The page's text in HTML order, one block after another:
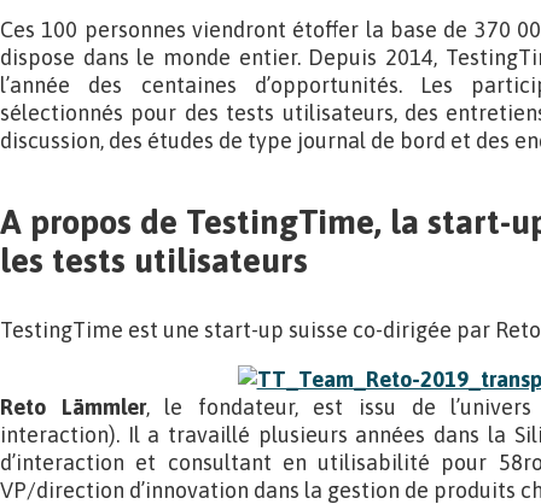
Ces 100 personnes viendront étoffer la base de 370
dispose dans le monde entier. Depuis 2014,
l’année des centaines d’opportunités. Les
sélectionnés pour des tests utilisateurs, des
discussion, des études de type journal de bord et des
A propos de TestingTime, la start-
les tests utilisateurs
TestingTime est une start-up suisse co-dirigée par
Reto Lämmler, le fondateur, est issu de l’univers
interaction). Il a travaillé plusieurs années dans la
d’interaction et consultant en utilisabilité pour
VP/direction d’innovation dans la gestion de produits